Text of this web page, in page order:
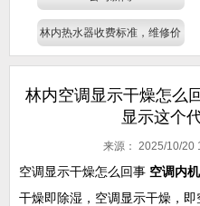
林内热水器收费标准，维修价
林内空调显示干燥怎么
显示这个
来源： 2025/10/
空调显示干燥怎么回事 空调内
干燥即除湿，空调显示干燥，